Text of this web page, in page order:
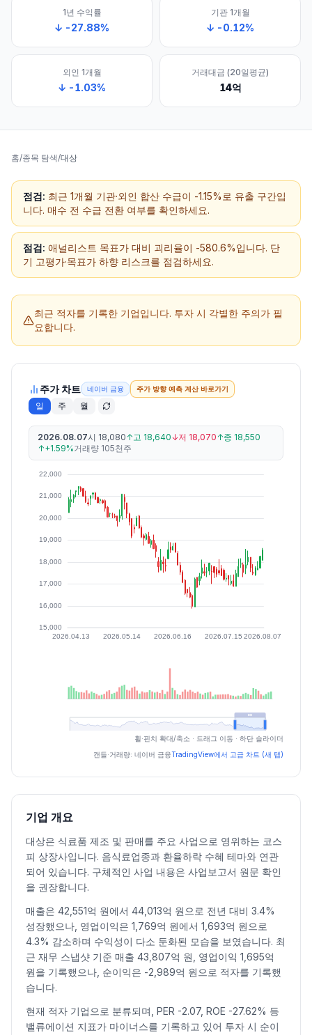
1년 수익률
↓ -27.88%
기관 1개월
↓ -0.12%
외인 1개월
↓ -1.03%
거래대금 (20일평균)
14억
홈/종목 탐색/대상
점검: 최근 1개월 기관·외인 합산 수급이 -1.15%로 유출 구간입
니다. 매수 전 수급 전환 여부를 확인하세요.
점검: 애널리스트 목표가 대비 괴리율이 -580.6%입니다. 단
기 고평가·목표가 하향 리스크를 점검하세요.
최근 적자를 기록한 기업입니다. 투자 시 각별한 주의가 필
요합니다.
주가 차트 네이버 금융 주가 방향 예측 계산 바로가기
일 주 월
2026.08.07시 18,080 ↑고 18,640↓저 18,070 ↑종 18,550
↑+1.59%거래량 105천주
최근 구간 일별 OHLCV (스크린 리더용)
고가 저가 종가 등락률%거래량
2026.07.06
175501777017310175500.34 35004
2026.07.07
175901797017400179502.28 59520
2026.07.08
17590
2026.07.10
17670177701731017440-0.4663175
2026.07.13
1761018130 17400175000.34 62743
2026.07.14
1770017870
2026.07.16
172201749017100172600.29 45076
2026.07.20
17390173901694017220-0.23 32918
2026.07.21
1702017410 1694017130-0.52 46639
2026.07.22
17150174301687016900-1.3441657
2026.07.23
2026.07.24
173301815017330178001.83 84980
2026.07.27
179001817017730179200.67 69342
휠·핀치 확대/축소 · 드래그 이동 · 하단 슬라이더
캔들·거래량: 네이버 금융TradingView에서 고급 차트 (새 탭)
기업 개요
대상은 식료품 제조 및 판매를 주요 사업으로 영위하는 코스
피 상장사입니다. 음식료업종과 환율하락 수혜 테마와 연관
되어 있습니다. 구체적인 사업 내용은 사업보고서 원문 확인
을 권장합니다.
매출은 42,551억 원에서 44,013억 원으로 전년 대비 3.4%
성장했으나, 영업이익은 1,769억 원에서 1,693억 원으로
4.3% 감소하며 수익성이 다소 둔화된 모습을 보였습니다. 최
근 재무 스냅샷 기준 매출 43,807억 원, 영업이익 1,695억
원을 기록했으나, 순이익은 -2,989억 원으로 적자를 기록했
습니다.
현재 적자 기업으로 분류되며, PER -2.07, ROE -27.62% 등
밸류에이션 지표가 마이너스를 기록하고 있어 투자 시 순이